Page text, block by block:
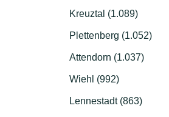
Kreuztal (1.089)
Plettenberg (1.052)
Attendorn (1.037)
Wiehl (992)
Lennestadt (863)